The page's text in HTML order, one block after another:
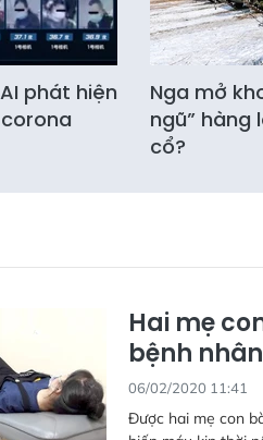
phát hiện
Nga mở
ngũ” hàng
cổ?
Hai mẹ
bệnh nhân
06/02/2020 11:41
Được hai mẹ con